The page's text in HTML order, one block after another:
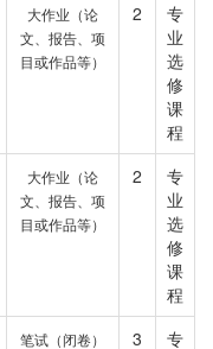
大作业（论
文、报告、项
目或作品等）
2
专
业
选
修
课
程
大作业（论
文、报告、项
目或作品等）
2
专
业
选
修
课
程
笔试（闭卷） 3
专